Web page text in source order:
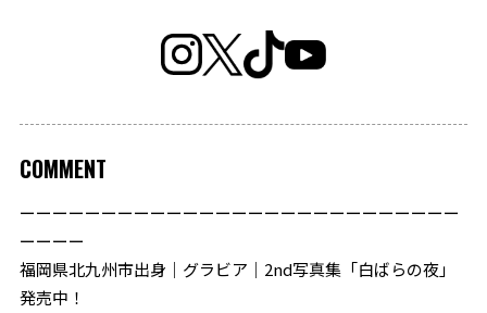
COMMENT
ーーーーーーーーーーーーーーーーーーーーーーーーーーー
ーーーー
福岡県北九州市出身｜グラビア｜2nd写真集「白ばらの夜」
発売中！